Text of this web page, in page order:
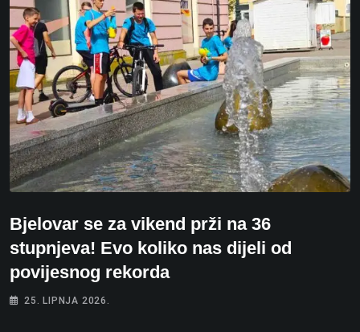
Bjelovar se za vikend prži na 36
stupnjeva! Evo koliko nas dijeli od
povijesnog rekorda
25. LIPNJA 2026.